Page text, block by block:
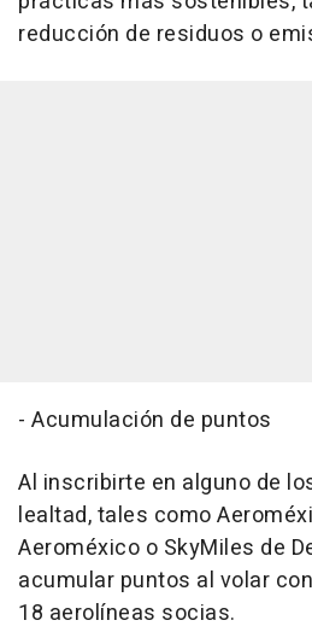
reducción de residuos o
- Acumulación de puntos
Al inscribirte en alguno de
lealtad, tales como
Aeroméxico o SkyMiles de
acumular puntos al volar
18 aerolíneas socias.